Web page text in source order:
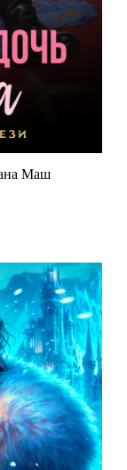
Маш